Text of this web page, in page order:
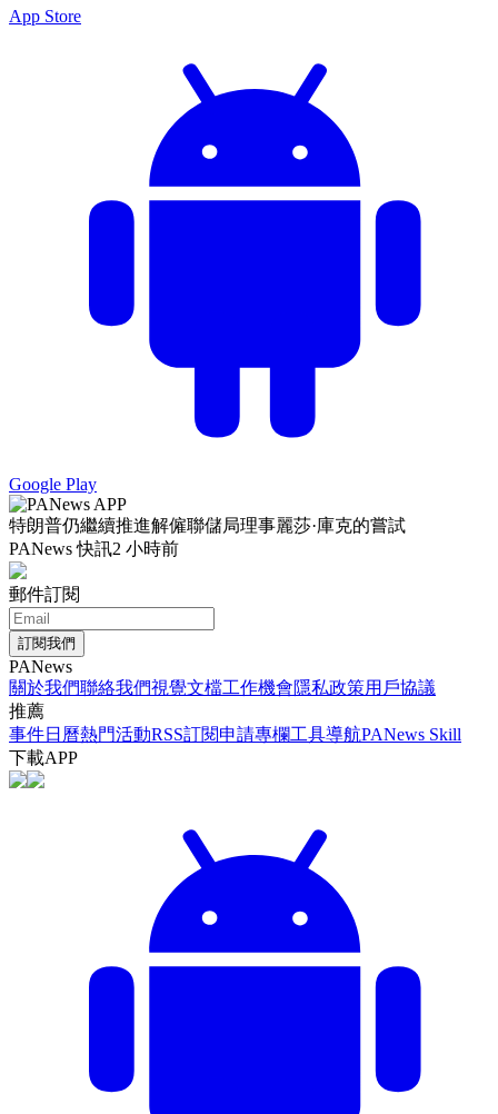
App Store
Google Play
特朗普仍繼續推進解僱聯儲局理事麗莎·庫克的嘗試
PANews 快訊2 小時前
郵件訂閱
訂閱我們
PANews
關於我們聯絡我們視覺文檔工作機會隱私政策用戶協議
推薦
事件日曆熱門活動RSS訂閱申請專欄工具導航PANews Skill
下載APP